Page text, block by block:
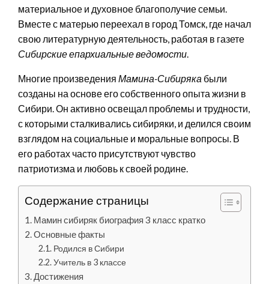
материальное и духовное благополучие семьи.
Вместе с матерью переехал в город Томск, где начал
свою литературную деятельность, работая в газете
Сибирские епархиальные ведомости.
Многие произведения Мамина-Сибиряка были
созданы на основе его собственного опыта жизни в
Сибири. Он активно освещал проблемы и трудности,
с которыми сталкивались сибиряки, и делился своим
взглядом на социальные и моральные вопросы. В
его работах часто присутствуют чувство
патриотизма и любовь к своей родине.
Содержание страницы
Мамин сибиряк биография 3 класс кратко
Основные факты
Родился в Сибири
Учитель в 3 классе
Достижения